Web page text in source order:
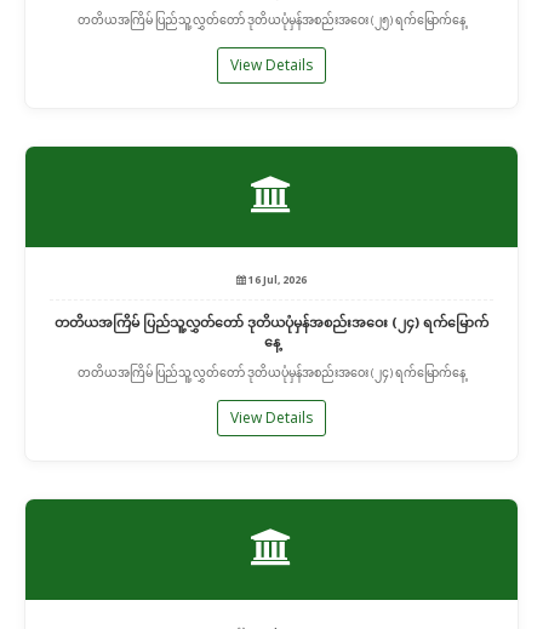
တတိယအကြိမ် ပြည်သူ့လွှတ်တော် ဒုတိယပုံမှန်အစည်းအဝေး (၂၅) ရက်မြောက်နေ့
View Details
16 Jul, 2026
တတိယအကြိမ် ပြည်သူ့လွှတ်တော် ဒုတိယပုံမှန်အစည်းအဝေး (၂၄) ရက်မြောက်
နေ့
တတိယအကြိမ် ပြည်သူ့လွှတ်တော် ဒုတိယပုံမှန်အစည်းအဝေး (၂၄) ရက်မြောက်နေ့
View Details